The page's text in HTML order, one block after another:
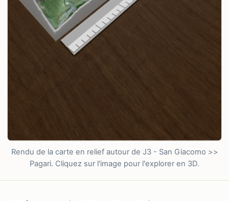
Rendu de la carte en relief autour de J3 - San Giacomo >>
Pagari. Cliquez sur l'image pour l'explorer en 3D.